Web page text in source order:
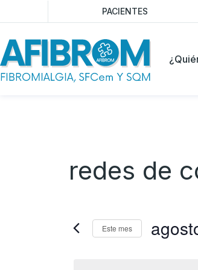
PACIENTES
redes de
Este mes